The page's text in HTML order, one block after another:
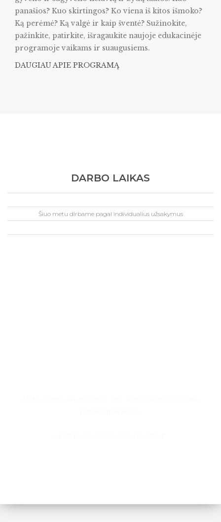
panašios? Kuo skirtingos? Ko viena iš kitos išmoko?
Ką perėmė? Ką valgė ir kaip šventė? Sužinokite,
pažinkite, patirkite, išragaukite naujoje edukacinėje
programoje vaikams ir suaugusiems.
DAUGIAU APIE PROGRAMĄ
DARBO LAIKAS
Šiuo metu dirbame pagal individualius užsakymus